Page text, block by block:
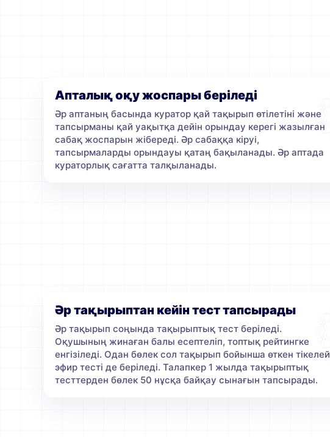
Апталық оқу жоспары беріледі
Әр аптаның басында куратор қай тақырып өтілетіні және
тапсырманы қай уақытқа дейін орындау керегі жазылған
сабақ жоспарын жібереді. Әр сабаққа кіруі,
тапсырмаларды орындауы қатаң бақыланады. Әр аптада
кураторлық сағатта талқыланады.
Әр тақырыптан кейін тест тапсырады
Әр тақырып соңында тақырыптық тест беріледі.
Оқушының жинаған балы есептеліп, топтық рейтингке
енгізіледі. Одан бөлек сол тақырып бойынша өткен тікелей
эфир тесті де беріледі. Талапкер 1 жылда тақырыптық
тесттерден бөлек 50 нұсқа байқау сынағын тапсырады.